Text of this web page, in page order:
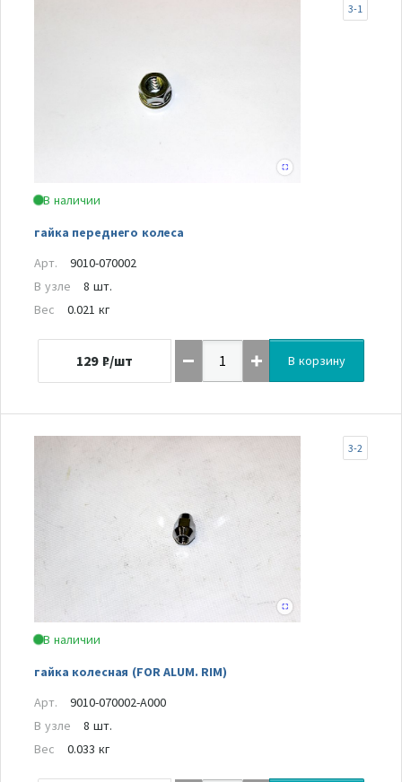
В наличии
гайка переднего колеса
3-1
Арт.
9010-070002
В узле
8 шт.
Вес
0.021 кг
129 ₽/шт В корзину
В наличии
гайка колесная (FOR ALUM. RIM)
3-2
Арт.
9010-070002-A000
В узле
8 шт.
Вес
0.033 кг